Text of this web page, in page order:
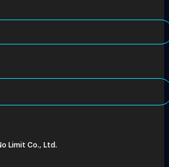
Limit Co., Ltd.